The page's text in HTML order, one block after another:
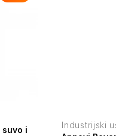
suvo i
Industrijski